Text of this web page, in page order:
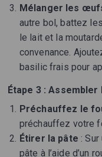
Mélanger les
autre bol, battez
le lait et la
convenance.
basilic frais pour
Étape 3 : Assembler
Préchauffez le
préchauffez votre
Étirer la pâte :
pâte à l’aide d’un